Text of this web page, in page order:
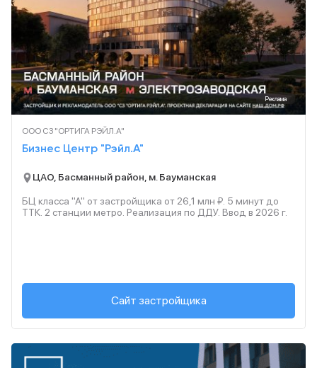
Реклама
ООО СЗ "ОРТИГА РЭЙЛ.А"
Бизнес Центр "Рэйл.А"
ЦАО, Басманный район, м. Бауманская
БЦ класса "А" от застройщика от 26,1 млн ₽. 5 минут до
ТТК. 2 станции метро. Реализация по ДДУ. Ввод в 2026 г.
Сайт застройщика